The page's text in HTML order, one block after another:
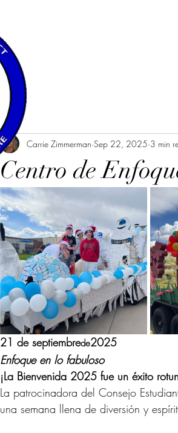
Centro de
Carrie Zimmerman Sep 22, 2025 3 min
21 de septiembrede2025
Enfoque en lo fabuloso
¡La Bienvenida 2025 fue un éxito
La patrocinadora del Consejo
una semana llena de diversión y